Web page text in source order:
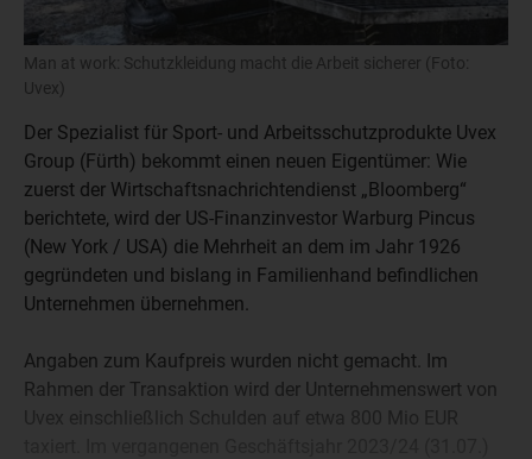
Man at work: Schutzkleidung macht die Arbeit sicherer (Foto:
Uvex)
Der Spezialist für Sport- und Arbeitsschutzprodukte Uvex
Group (Fürth) bekommt einen neuen Eigentümer: Wie
zuerst der Wirtschaftsnachrichtendienst „Bloomberg“
berichtete, wird der US-Finanzinvestor Warburg Pincus
(New York / USA) die Mehrheit an dem im Jahr 1926
gegründeten und bislang in Familienhand befindlichen
Unternehmen übernehmen.
Angaben zum Kaufpreis wurden nicht gemacht. Im
Rahmen der Transaktion wird der Unternehmenswert von
Uvex einschließlich Schulden auf etwa 800 Mio EUR